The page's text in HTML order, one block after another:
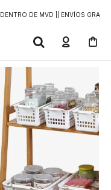
DENTRO DE MVD | | ENVÍOS GRATIS